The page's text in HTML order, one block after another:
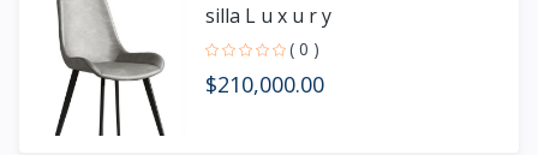
silla L u x u r y
( 0 )
$210,000.00